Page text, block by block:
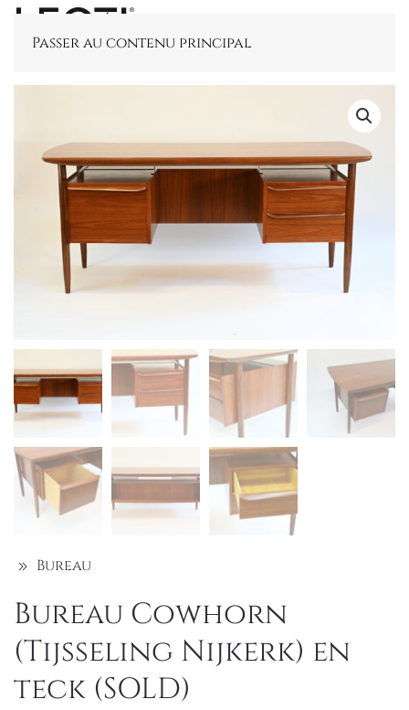
Passer au contenu principal
Bureau
Bureau Cowhorn
(Tijsseling Nijkerk) en
teck (SOLD)